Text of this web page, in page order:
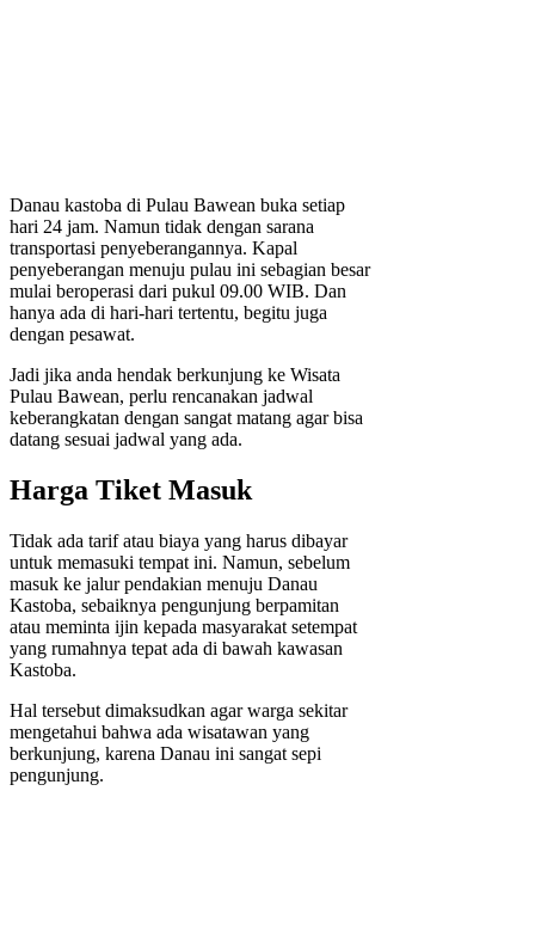
Danau kastoba di Pulau Bawean buka setiap
hari 24 jam. Namun tidak dengan sarana
transportasi penyeberangannya. Kapal
penyeberangan menuju pulau ini sebagian besar
mulai beroperasi dari pukul 09.00 WIB. Dan
hanya ada di hari-hari tertentu, begitu juga
dengan pesawat.
Jadi jika anda hendak berkunjung ke Wisata
Pulau Bawean, perlu rencanakan jadwal
keberangkatan dengan sangat matang agar bisa
datang sesuai jadwal yang ada.
Harga Tiket Masuk
Tidak ada tarif atau biaya yang harus dibayar
untuk memasuki tempat ini. Namun, sebelum
masuk ke jalur pendakian menuju Danau
Kastoba, sebaiknya pengunjung berpamitan
atau meminta ijin kepada masyarakat setempat
yang rumahnya tepat ada di bawah kawasan
Kastoba.
Hal tersebut dimaksudkan agar warga sekitar
mengetahui bahwa ada wisatawan yang
berkunjung, karena Danau ini sangat sepi
pengunjung.